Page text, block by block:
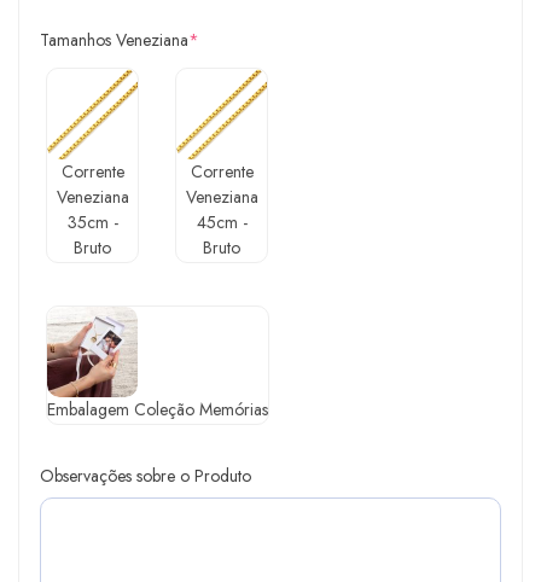
Tamanhos Veneziana*
Corrente
Veneziana
35cm -
Bruto
Corrente
Veneziana
45cm -
Bruto
Embalagem Coleção Memórias
Observações sobre o Produto